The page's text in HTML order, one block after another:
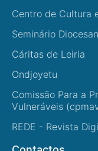
Centro de Cultura
Seminário
Cáritas de Leiria
Ondjoyetu
Comissão Para a
Vulneráveis
REDE - Revista